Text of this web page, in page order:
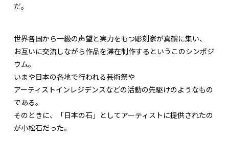
だ。
世界各国から一級の声望と実力をもつ彫刻家が真鶴に集い、
お互いに交流しながら作品を滞在制作するというこのシンポジ
ウム。
いまや日本の各地で行われる芸術祭や
アーティストインレジデンスなどの活動の先駆けのようなもの
である。
そのときに、「日本の石」としてアーティストに提供されたの
が小松石だった。